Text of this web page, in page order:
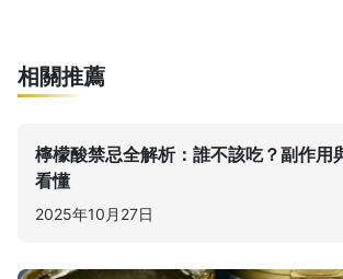
相關推薦
檸檬酸禁忌全解析：誰不該吃？副作用
看懂
2025年10月27日